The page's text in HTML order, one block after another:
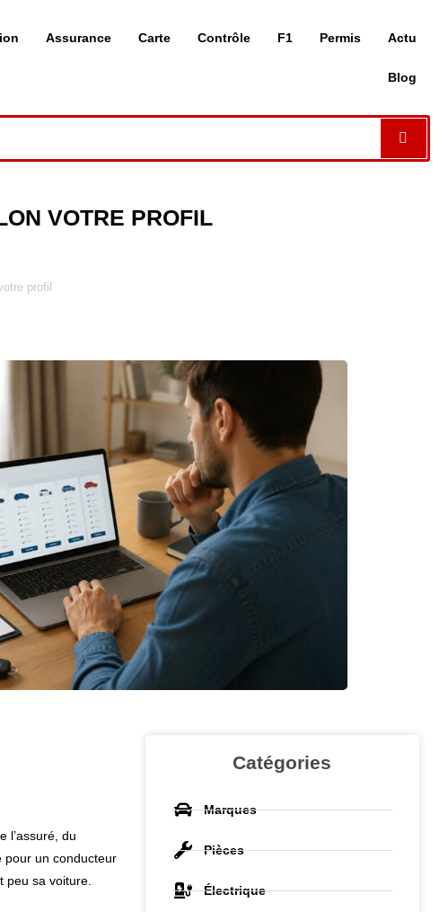
Assurance Carte Contrôle F1 Permis Actu
Blog
VOTRE PROFIL
profil
l’assuré, du
pour un conducteur
sa voiture.
Catégories
Marques
Pièces
Électrique